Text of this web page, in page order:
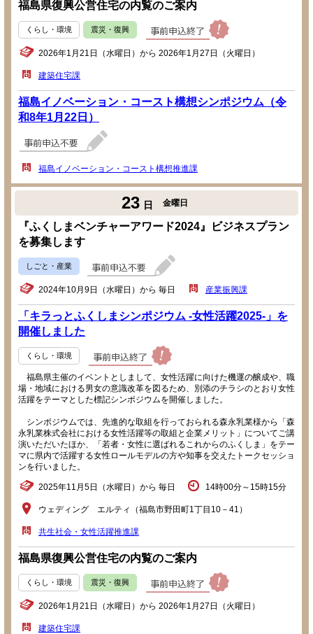
福島県復興公営住宅の内覧のご案内
くらし・環境 震災・復興
2026年1月21日（水曜日）から 2026年1月27日（火曜日）
建築住宅課
福島イノベーション・コースト構想シンポジウム（令
和8年1月22日）
福島イノベーション・コースト構想推進課
23 日 金曜日
『ふくしまベンチャーアワード2024』ビジネスプラン
を募集します
しごと・産業
2024年10月9日（水曜日）から 毎日 産業振興課
「キラっとふくしまシンポジウム -女性活躍2025-」を
開催しました
くらし・環境
福島県主催のイベントとしまして、女性活躍に向けた機運の醸成や、職
場・地域における男女の意識改革を図るため、別添のチラシのとおり女性
活躍をテーマとした標記シンポジウムを開催しました。
シンポジウムでは、先進的な取組を行っておられる森永乳業様から「森
永乳業株式会社における女性活躍等の取組と企業メリット」についてご講
演いただいたほか、「若者・女性に選ばれるこれからのふくしま」をテー
マに県内で活躍する女性ロールモデルの方や知事を交えたトークセッショ
ンを行いました。
2025年11月5日（水曜日）から 毎日 14時00分～15時15分
ウェディング エルティ（福島市野田町1丁目10－41）
共生社会・女性活躍推進課
福島県復興公営住宅の内覧のご案内
くらし・環境 震災・復興
2026年1月21日（水曜日）から 2026年1月27日（火曜日）
建築住宅課